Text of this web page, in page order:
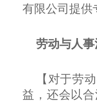
有限公司提供
劳动与人
【对于劳
益，还会以